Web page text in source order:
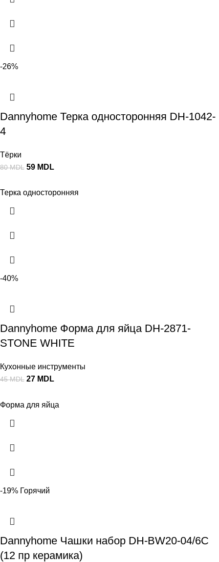
-26%
Dannyhome Терка односторонняя DH-1042-
4
Тёрки
80MDL 59 MDL
Терка односторонняя
-40%
Dannyhome Форма для яйца DH-2871-
STONE WHITE
Кухонные инструменты
45MDL 27 MDL
Форма для яйца
-19% Горячий
Dannyhome Чашки набор DH-BW20-04/6C
(12 пр керамика)